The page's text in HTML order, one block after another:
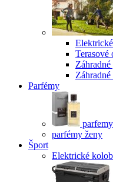
Terasové
Parfémy
parfémy ženy
Šport
Elektrické